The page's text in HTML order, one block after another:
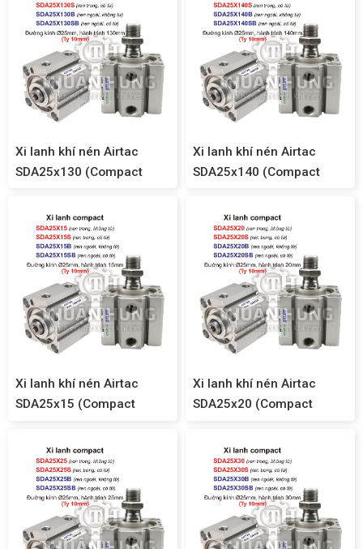
Xi lanh khí nén Airtac
SDA25x130 (Compact
Xi lanh khí nén Airtac
SDA25x140 (Compact
Xi lanh khí nén Airtac
SDA25x15 (Compact
Xi lanh khí nén Airtac
SDA25x20 (Compact